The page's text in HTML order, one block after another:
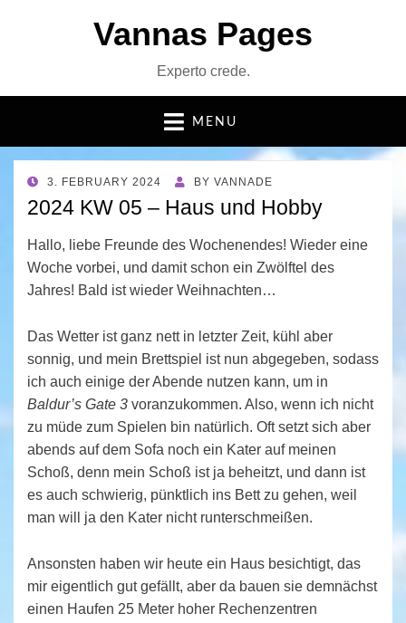
Vannas Pages
Experto crede.
MENU
POSTED
ON
3. FEBRUARY 2024 BY VANNADE
2024 KW 05 – Haus und Hobby
Hallo, liebe Freunde des Wochenendes! Wieder eine
Woche vorbei, und damit schon ein Zwölftel des
Jahres! Bald ist wieder Weihnachten…
Das Wetter ist ganz nett in letzter Zeit, kühl aber
sonnig, und mein Brettspiel ist nun abgegeben, sodass
ich auch einige der Abende nutzen kann, um in
Baldur’s Gate 3 voranzukommen. Also, wenn ich nicht
zu müde zum Spielen bin natürlich. Oft setzt sich aber
abends auf dem Sofa noch ein Kater auf meinen
Schoß, denn mein Schoß ist ja beheitzt, und dann ist
es auch schwierig, pünktlich ins Bett zu gehen, weil
man will ja den Kater nicht runterschmeißen.
Ansonsten haben wir heute ein Haus besichtigt, das
mir eigentlich gut gefällt, aber da bauen sie demnächst
einen Haufen 25 Meter hoher Rechenzentren